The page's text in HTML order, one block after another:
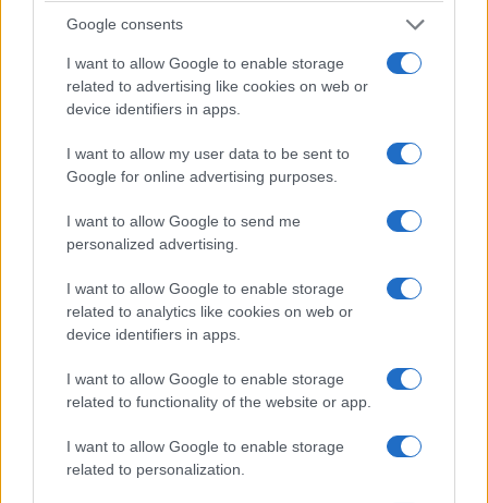
Google consents
I want to allow Google to enable storage
related to advertising like cookies on web or
device identifiers in apps.
I want to allow my user data to be sent to
Google for online advertising purposes.
I want to allow Google to send me
personalized advertising.
I want to allow Google to enable storage
related to analytics like cookies on web or
device identifiers in apps.
I want to allow Google to enable storage
related to functionality of the website or app.
I want to allow Google to enable storage
related to personalization.
15 Μαρτίου στο Netflix. Πρόκειται για τα «Παιχνίδια
Εκδίκησης», με 20 επεισόδια από τον πρώτο κύκλο, που θα
είναι διαθέσιμα σε Ελλάδα και Κύπρο, και για την ταινία «Πίσω
από τις θημωνιές», συμπαραγωγής ΕΡΤ. Παράλληλα, από τον
Ιούλιο του …
Διαβάστε Περισσότερα...
ΑΝΗΚΕΙ ΣΤΗΝ ΚΑΤΗΓΟΡΙΑ: